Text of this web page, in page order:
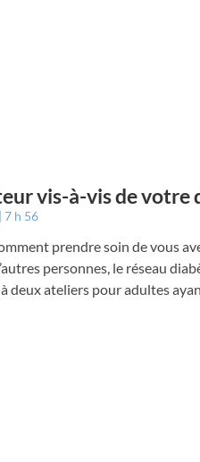
vis-à-vis de votre
7 h 56
prendre soin de vous
personnes, le réseau
deux ateliers pour adultes